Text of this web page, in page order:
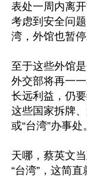
表处一周内离
考虑到安全问
湾，外馆也暂停
至于这些外馆
外交部将再一
长远利益，仍
这些国家拆牌
或“台湾”办事处。
天哪，蔡英文
“台湾”，这简